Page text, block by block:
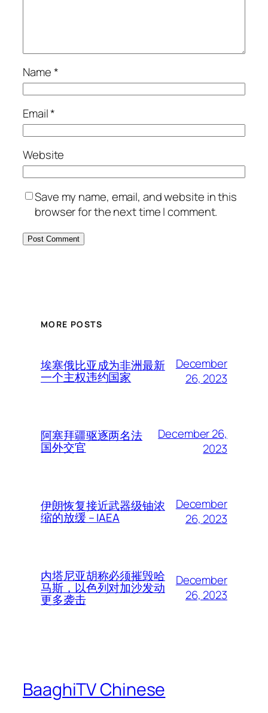
Name*
Email*
Website
Save my name, email, and website in this
browser for the next time I comment.
MORE POSTS
埃塞俄比亚成为非洲最新
一个主权违约国家
December
26, 2023
阿塞拜疆驱逐两名法
国外交官
December 26,
2023
伊朗恢复接近武器级铀浓
缩的放缓 – IAEA
December
26, 2023
内塔尼亚胡称必须摧毁哈
马斯，以色列对加沙发动
更多袭击
December
26, 2023
BaaghiTV Chinese